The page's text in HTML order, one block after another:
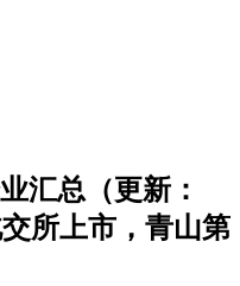
汇总（更新：
所上市，青山第